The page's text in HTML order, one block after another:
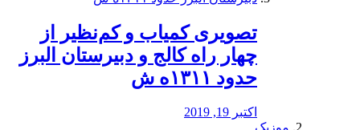
️تصویری کمیاب و کم‌نظیر از
چهار راه كالج و دبيرستان البرز
حدود ۱۳۱۱ه ش
اکتبر 19, 2019